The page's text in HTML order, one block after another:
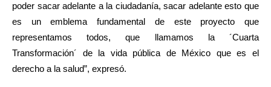
poder sacar adelante a la ciudadanía, sacar adelante esto que
es un emblema fundamental de este proyecto que
representamos todos, que llamamos la ´Cuarta
Transformación´ de la vida pública de México que es el
derecho a la salud”, expresó.